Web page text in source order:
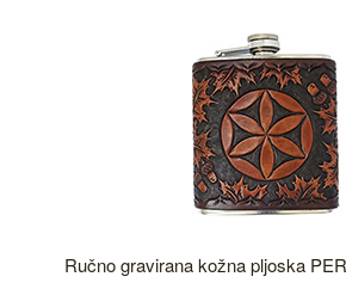
Ručno gravirana kožna pljoska